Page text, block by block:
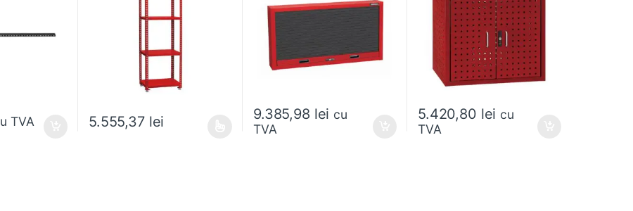
TVA 5.555,37 lei
Acest produs are mai multe variații. Opțiunile pot fi alese în pagina produsului.
9.385,98 lei cu
TVA
5.420,80 lei cu
TVA